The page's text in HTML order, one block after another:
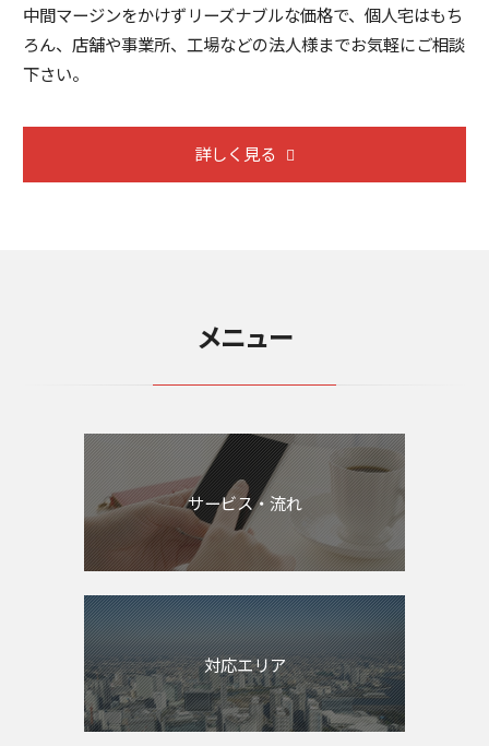
中間マージンをかけずリーズナブルな価格で、個人宅はもち
ろん、店舗や事業所、工場などの法人様までお気軽にご相談
下さい。
詳しく見る
メニュー
サービス・流れ
対応エリア